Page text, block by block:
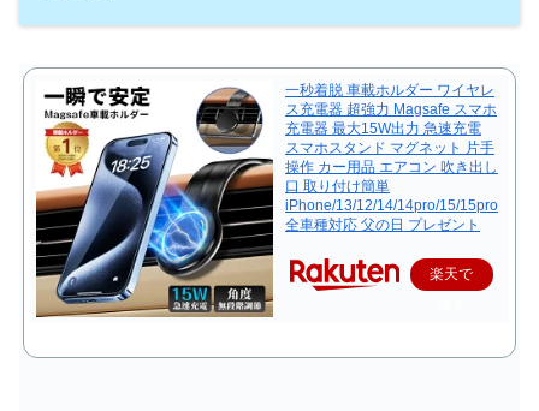
一秒着脱 車載ホルダー ワイヤレ
ス充電器 超強力 Magsafe スマホ
充電器 最大15W出力 急速充電
スマホスタンド マグネット 片手
操作 カー用品 エアコン 吹き出し
口 取り付け簡単
iPhone/13/12/14/14pro/15/15pro
全車種対応 父の日 プレゼント
楽天で